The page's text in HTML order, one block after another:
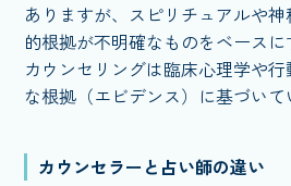
ありますが、スピリチュアルや
的根拠が不明確なものをベースに
カウンセリングは臨床心理学や
な根拠（エビデンス）に基づいて
カウンセラーと占い師の違い